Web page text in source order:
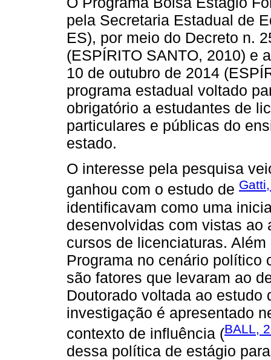
pela Secretaria Estadual de
ES), por meio do Decreto n.
(ESPÍRITO SANTO, 2010) e
10 de outubro de 2014
programa estadual voltado
obrigatório a estudantes de
particulares e públicas do
estado.
O interesse pela pesquisa
ganhou com o estudo de
identificavam como uma
desenvolvidas com vistas ao
cursos de licenciaturas.
Programa no cenário político
são fatores que levaram ao
Doutorado voltada ao estudo
investigação é apresentado
contexto de influência (BALL,
dessa política de estágio